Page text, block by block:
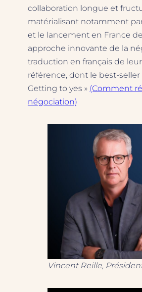
collaboration longue et
matérialisant notamment
et le lancement en France
approche innovante de la
traduction en français de
référence, dont le best-seller
Getting to yes » (Comment
négociation)
Vincent Reille,